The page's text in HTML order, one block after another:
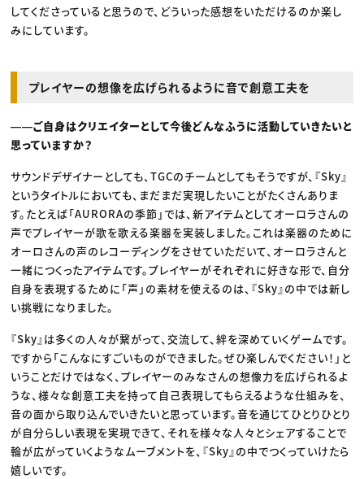
してくださっていると思うので、どういった感想をいただけるのか楽し
みにしています。
プレイヤーの想像を広げられるように音で創意工夫を
――ご自身はクリエイターとして今後どんなふうに活動していきたいと
思っていますか？
サウンドデザイナーとしても、TGCのチームとしてもそうですが、『Sky』
というタイトルにおいても、まだまだ実現したいことがたくさんありま
す。たとえば「AURORAの季節」では、新アイテムとしてオーロラさんの
声でプレイヤーが歌を歌える楽器を実装しました。これは楽器のために
オーロさんの声のレコーディングをさせていただいて、オーロラさんと
一緒につくったアイテムです。プレイヤーがそれぞれに好きな形で、自分
自身を表現するために「声」の素材を使えるのは、『Sky』の中では新し
い挑戦になりました。
『Sky』は多くの人々が繋がって、交流して、絆を深めていくゲームです。
ですから「こんなにすごいものができました。ぜひ楽しんでください！」と
いうことだけではなく、プレイヤーのみなさんの想像力を広げられるよ
うな、様々な創意工夫を持って自己表現してもらえるような仕組みを、
音の面から取り込んでいきたいと思っています。音を通じてひとりひとり
が自分らしい表現を実現できて、それを様々な人々とシェアすることで
輪が広がっていくようなムーブメントを、『Sky』の中でつくっていけたら
嬉しいです。